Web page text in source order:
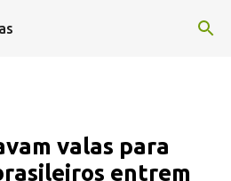
conteúdo principal
valas para
entrem